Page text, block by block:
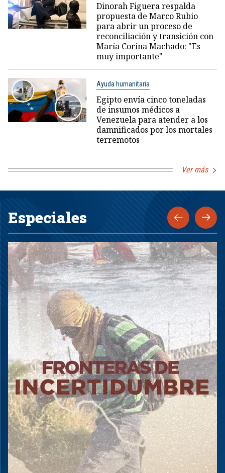
Dinorah Figuera respalda
propuesta de Marco Rubio
para abrir un proceso de
reconciliación y transición con
María Corina Machado: "Es
muy importante"
Ayuda humanitaria
Egipto envía cinco toneladas
de insumos médicos a
Venezuela para atender a los
damnificados por los mortales
terremotos
Ver más
Especiales